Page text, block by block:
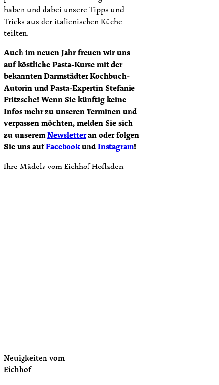
haben und dabei unsere Tipps und
Tricks aus der italienischen Küche
teilten.
Auch im neuen Jahr freuen wir uns
auf köstliche Pasta-Kurse mit der
bekannten Darmstädter Kochbuch-
Autorin und Pasta-Expertin Stefanie
Fritzsche! Wenn Sie künftig keine
Infos mehr zu unseren Terminen und
verpassen möchten, melden Sie sich
zu unseremNewsletteran oder folgen
Sie uns aufFacebookundInstagram!
Ihre Mädels vom Eichhof Hofladen
Neuigkeiten vom
Eichhof